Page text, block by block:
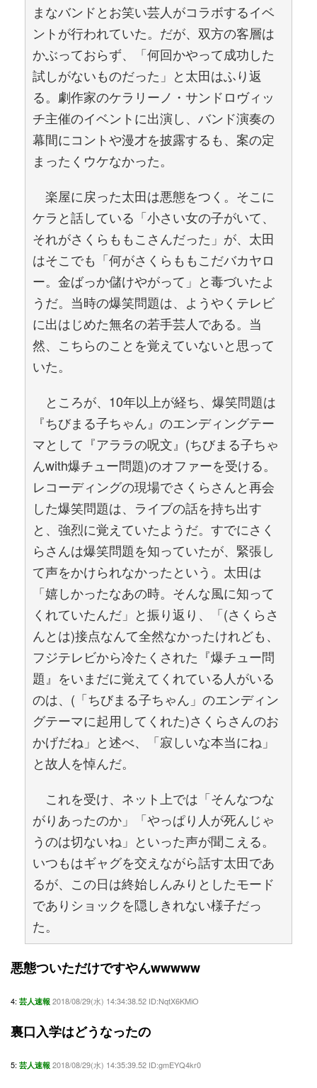
まなバンドとお笑い芸人がコラボするイベ
ントが行われていた。だが、双方の客層は
かぶっておらず、「何回かやって成功した
試しがないものだった」と太田はふり返
る。劇作家のケラリーノ・サンドロヴィッ
チ主催のイベントに出演し、バンド演奏の
幕間にコントや漫才を披露するも、案の定
まったくウケなかった。
楽屋に戻った太田は悪態をつく。そこに
ケラと話している「小さい女の子がいて、
それがさくらももこさんだった」が、太田
はそこでも「何がさくらももこだバカヤロ
ー。金ばっか儲けやがって」と毒づいたよ
うだ。当時の爆笑問題は、ようやくテレビ
に出はじめた無名の若手芸人である。当
然、こちらのことを覚えていないと思って
いた。
ところが、10年以上が経ち、爆笑問題は
『ちびまる子ちゃん』のエンディングテー
マとして『アララの呪文』(ちびまる子ちゃ
んwith爆チュー問題)のオファーを受ける。
レコーディングの現場でさくらさんと再会
した爆笑問題は、ライブの話を持ち出す
と、強烈に覚えていたようだ。すでにさく
らさんは爆笑問題を知っていたが、緊張し
て声をかけられなかったという。太田は
「嬉しかったなあの時。そんな風に知って
くれていたんだ」と振り返り、「(さくらさ
んとは)接点なんて全然なかったけれども、
フジテレビから冷たくされた『爆チュー問
題』をいまだに覚えてくれている人がいる
のは、(「ちびまる子ちゃん」のエンディン
グテーマに起用してくれた)さくらさんのお
かげだね」と述べ、「寂しいな本当にね」
と故人を悼んだ。
これを受け、ネット上では「そんなつな
がりあったのか」「やっぱり人が死んじゃ
うのは切ないね」といった声が聞こえる。
いつもはギャグを交えながら話す太田であ
るが、この日は終始しんみりとしたモード
でありショックを隠しきれない様子だっ
た。
悪態ついただけですやんwwwww
4: 芸人速報 2018/08/29(水) 14:34:38.52 ID:NqtX6KMiO
裏口入学はどうなったの
5: 芸人速報 2018/08/29(水) 14:35:39.52 ID:gmEYQ4kr0